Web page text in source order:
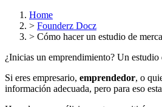
Home
> Founderz Docz
> Cómo hacer un estudio de
¿Inicias un emprendimiento? Un
Si eres empresario, emprendedor, o
información adecuada, pero para eso